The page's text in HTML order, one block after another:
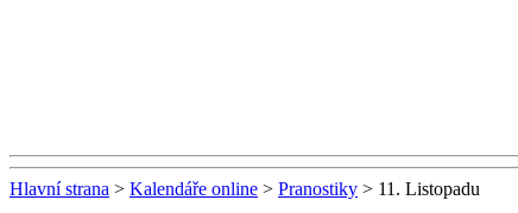
Hlavní strana > Kalendáře online > Pranostiky > 11. Listopadu